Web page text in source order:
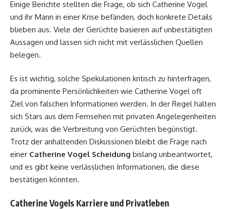
Einige Berichte stellten die Frage, ob sich Catherine Vogel
und ihr Mann in einer Krise befänden, doch konkrete Details
blieben aus. Viele der Gerüchte basieren auf unbestätigten
Aussagen und lassen sich nicht mit verlässlichen Quellen
belegen.
Es ist wichtig, solche Spekulationen kritisch zu hinterfragen,
da prominente Persönlichkeiten wie Catherine Vogel oft
Ziel von falschen Informationen werden. In der Regel halten
sich Stars aus dem Fernsehen mit privaten Angelegenheiten
zurück, was die Verbreitung von Gerüchten begünstigt.
Trotz der anhaltenden Diskussionen bleibt die Frage nach
einer Catherine Vogel Scheidung bislang unbeantwortet,
und es gibt keine verlässlichen Informationen, die diese
bestätigen könnten.
Catherine Vogels Karriere und Privatleben